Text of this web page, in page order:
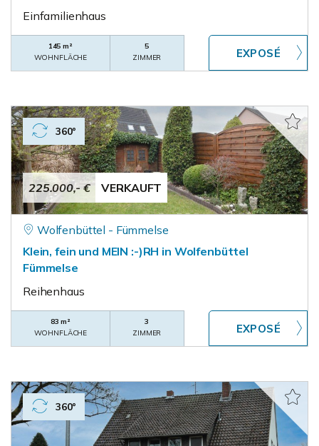
Einfamilienhaus
145 m²
WOHNFLÄCHE
5
ZIMMER
225.000,- € VERKAUFT
360°
Wolfenbüttel - Fümmelse
Klein, fein und MEIN :-)RH in Wolfenbüttel
Fümmelse
Reihenhaus
83 m²
WOHNFLÄCHE
3
ZIMMER
360°